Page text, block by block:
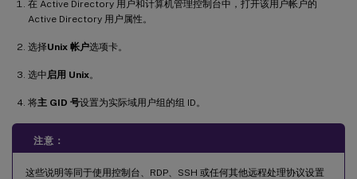
在 Active Directory 用户和计算机管理控制台中，打开该用户帐户的
Active Directory 用户属性。
选择Unix 帐户选项卡。
选中 启用 Unix。
将主 GID 号设置为实际域用户组的组 ID。
注意：
这些说明等同于使用控制台、RDP、SSH 或任何其他远程处理协议设置